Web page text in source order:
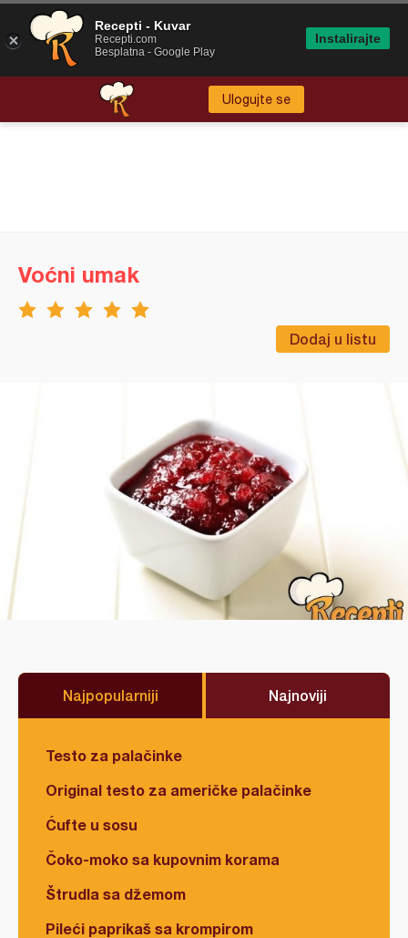
Ulogujte se
Dodaj u listu
Voćni umak
Najpopularniji Najnoviji
Testo za palačinke
Original testo za američke palačinke
Ćufte u sosu
Čoko-moko sa kupovnim korama
Štrudla sa džemom
Pileći paprikaš sa krompirom
Recepti - Kuvar
Recepti.com
Besplatna - Google Play
Instalirajte